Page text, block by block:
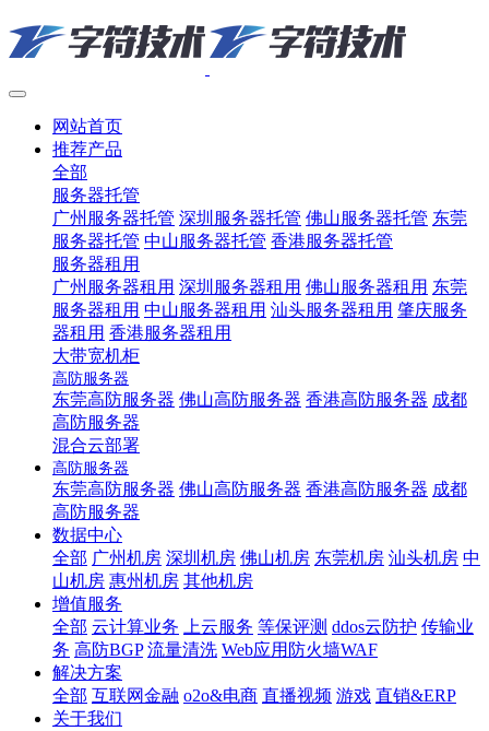
网站首页
推荐产品
全部
服务器托管
广州服务器托管 深圳服务器托管 佛山服务器托管 东莞
服务器托管 中山服务器托管 香港服务器托管
服务器租用
广州服务器租用 深圳服务器租用 佛山服务器租用 东莞
服务器租用 中山服务器租用 汕头服务器租用 肇庆服务
器租用 香港服务器租用
大带宽机柜
高防服务器
东莞高防服务器 佛山高防服务器 香港高防服务器 成都
高防服务器
混合云部署
高防服务器
东莞高防服务器 佛山高防服务器 香港高防服务器 成都
高防服务器
数据中心
全部 广州机房 深圳机房 佛山机房 东莞机房 汕头机房 中
山机房 惠州机房 其他机房
增值服务
全部 云计算业务 上云服务 等保评测 ddos云防护 传输业
务 高防BGP 流量清洗 Web应用防火墙WAF
解决方案
全部 互联网金融 o2o&电商 直播视频 游戏 直销&ERP
关于我们